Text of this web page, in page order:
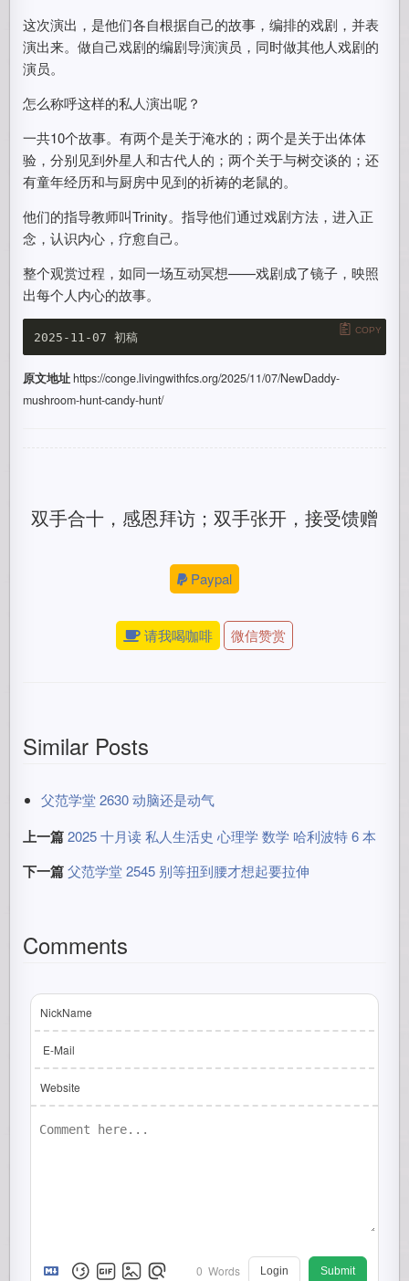
这次演出，是他们各自根据自己的故事，编排的戏剧，并表
演出来。做自己戏剧的编剧导演演员，同时做其他人戏剧的
演员。
怎么称呼这样的私人演出呢？
一共10个故事。有两个是关于淹水的；两个是关于出体体
验，分别见到外星人和古代人的；两个关于与树交谈的；还
有童年经历和与厨房中见到的祈祷的老鼠的。
他们的指导教师叫Trinity。指导他们通过戏剧方法，进入正
念，认识内心，疗愈自己。
整个观赏过程，如同一场互动冥想——戏剧成了镜子，映照
出每个人内心的故事。
COPY
原文地址https://conge.livingwithfcs.org/2025/11/07/NewDaddy-
mushroom-hunt-candy-hunt/
双手合十，感恩拜访；双手张开，接受馈赠
Paypal
请我喝咖啡 微信赞赏
Similar Posts
父范学堂 2630 动脑还是动气
上一篇 2025 十月读 私人生活史 心理学 数学 哈利波特 6 本
下一篇 父范学堂 2545 别等扭到腰才想起要拉伸
Comments
NickName
E-Mail
Website
0 Words Login Submit